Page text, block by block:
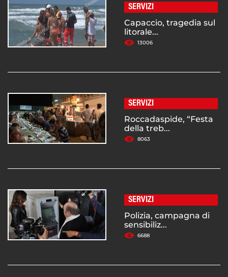
SERVIZI
Capaccio, tragedia sul
litorale...
13006
SERVIZI
Roccadaspide, “Festa
della treb...
8063
SERVIZI
Polizia, campagna di
sensibiliz...
6688